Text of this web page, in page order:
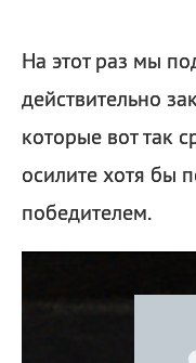
На этот раз мы
действительно
которые вот так
осилите хотя бы
победителем.